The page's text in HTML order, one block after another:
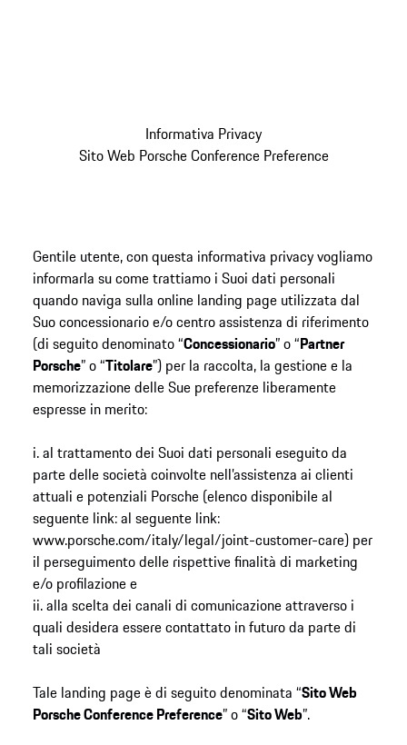
Informativa Privacy
Sito Web Porsche Conference Preference
Gentile utente, con questa informativa privacy vogliamo
informarla su come trattiamo i Suoi dati personali
quando naviga sulla online landing page utilizzata dal
Suo concessionario e/o centro assistenza di riferimento
(di seguito denominato “Concessionario” o “Partner
Porsche” o “Titolare”) per la raccolta, la gestione e la
memorizzazione delle Sue preferenze liberamente
espresse in merito:
i. al trattamento dei Suoi dati personali eseguito da
parte delle società coinvolte nell’assistenza ai clienti
attuali e potenziali Porsche (elenco disponibile al
seguente link: al seguente link:
www.porsche.com/italy/legal/joint-customer-care) per
il perseguimento delle rispettive finalità di marketing
e/o profilazione e
ii. alla scelta dei canali di comunicazione attraverso i
quali desidera essere contattato in futuro da parte di
tali società
Tale landing page è di seguito denominata “Sito Web
Porsche Conference Preference” o “Sito Web”.